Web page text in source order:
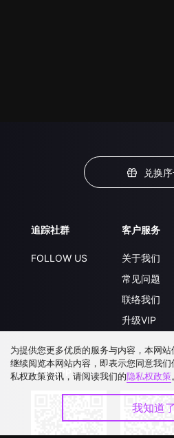
兑换
追踪社群
FOLLOW US
客户服务
关于我们
常见问题
联络我们
升级VIP
下载 APP
为提供您更多优质的服务与内容，本网
继续阅览本网站内容，即表示您同意我
私权政策资讯，请阅读我们的隐私权政策。
我知道了